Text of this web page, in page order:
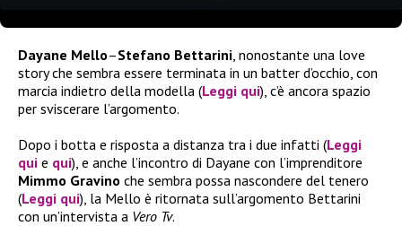
Dayane Mello–Stefano Bettarini , nonostante una love
story che sembra essere terminata in un batter d’occhio, con
marcia indietro della modella (Leggi qui), c’è ancora spazio
per sviscerare l’argomento.
Dopo i botta e risposta a distanza tra i due infatti (Leggi
qui e qui), e anche l’incontro di Dayane con l’imprenditore
Mimmo Gravino che sembra possa nascondere del tenero
(Leggi qui), la Mello è ritornata sull’argomento Bettarini
con un’intervista a Vero Tv.